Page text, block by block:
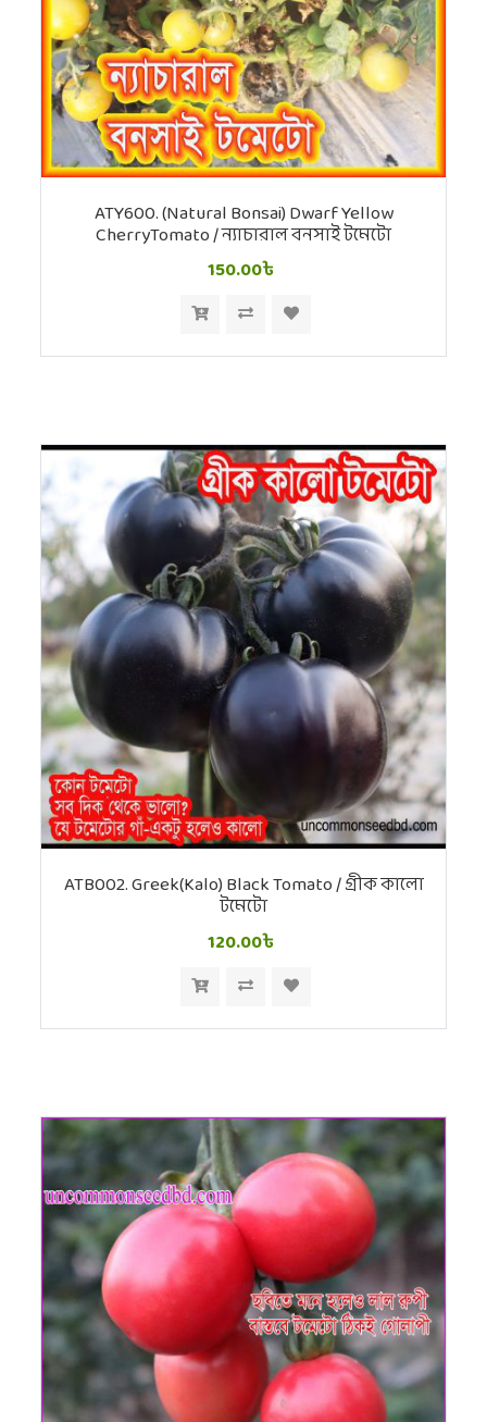
ATY600. (Natural Bonsai) Dwarf Yellow
CherryTomato / ন্যাচারাল বনসাই টমেটো
150.00৳
ATB002. Greek(Kalo) Black Tomato / গ্রীক কালো
টমেটো
120.00৳